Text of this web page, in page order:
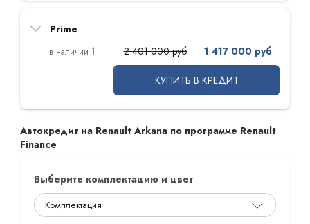
Prime
1
2 401 000 руб 1 417 000 руб
КУПИТЬ В КРЕДИТ
Автокредит на Renault Arkana по программе Renault
Finance
Выберите комплектацию и цвет